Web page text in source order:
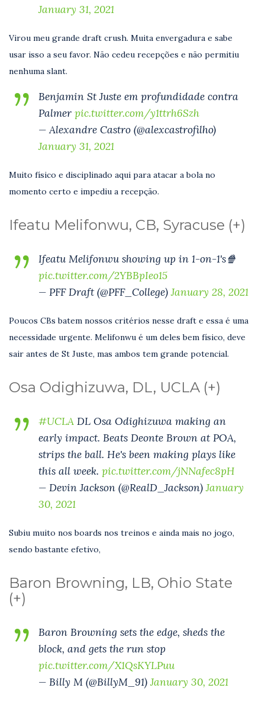
January 31, 2021
Virou meu grande draft crush. Muita envergadura e sabe
usar isso a seu favor. Não cedeu recepções e não permitiu
nenhuma slant.
Benjamin St Juste em profundidade contra
Palmer pic.twitter.com/y1ttrh6Szh
— Alexandre Castro (@alexcastrofilho)
January 31, 2021
Muito físico e disciplinado aqui para atacar a bola no
momento certo e impediu a recepção.
Ifeatu Melifonwu, CB, Syracuse (+)
Ifeatu Melifonwu showing up in 1-on-1's🍿
pic.twitter.com/2YBBpIeo15
— PFF Draft (@PFF_College)January 28, 2021
Poucos CBs batem nossos critérios nesse draft e essa é uma
necessidade urgente. Melifonwu é um deles bem físico, deve
sair antes de St Juste, mas ambos tem grande potencial.
Osa Odighizuwa, DL, UCLA (+)
#UCLA DL Osa Odighizuwa making an
early impact. Beats Deonte Brown at POA,
strips the ball. He's been making plays like
this all week. pic.twitter.com/jNNafec8pH
— Devin Jackson (@RealD_Jackson)January
30, 2021
Subiu muito nos boards nos treinos e ainda mais no jogo,
sendo bastante efetivo,
Baron Browning, LB, Ohio State
(+)
Baron Browning sets the edge, sheds the
block, and gets the run stop
pic.twitter.com/X1QsKYLPuu
— Billy M (@BillyM_91)January 30, 2021